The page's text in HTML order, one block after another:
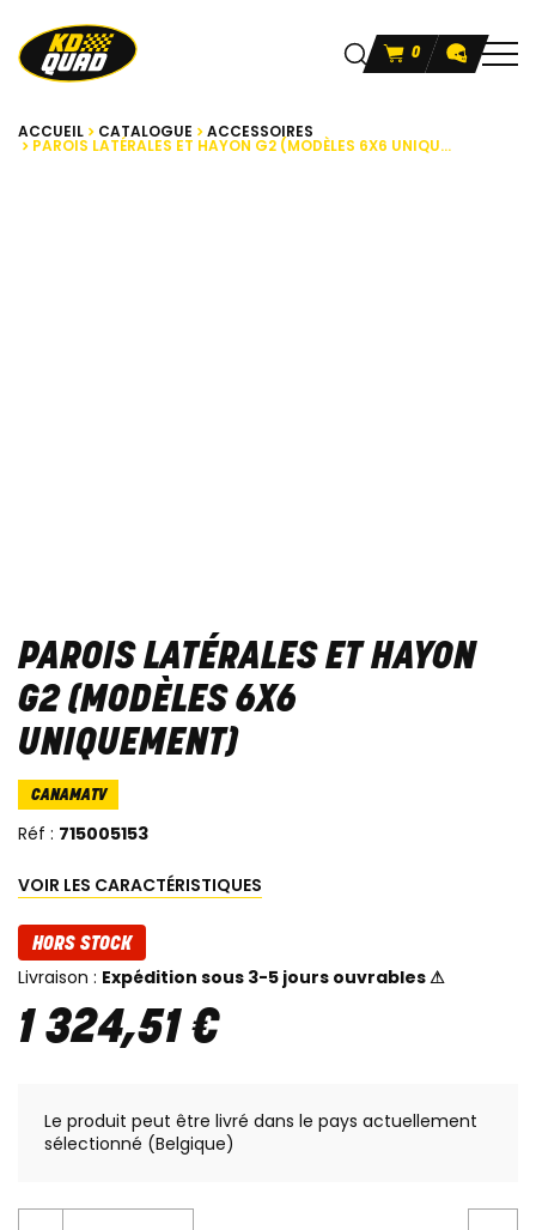
0
ACCUEIL CATALOGUE ACCESSOIRES
PAROIS LATÉRALES ET HAYON G2 (MODÈLES 6X6 UNIQU...
PAROIS LATÉRALES ET HAYON
G2 (MODÈLES 6X6
UNIQUEMENT)
CANAMATV
Réf : 715005153
VOIR LES CARACTÉRISTIQUES
HORS STOCK
Livraison : Expédition sous 3-5 jours ouvrables ⚠
1 324,51€
Le produit peut être livré dans le pays actuellement
sélectionné (Belgique)